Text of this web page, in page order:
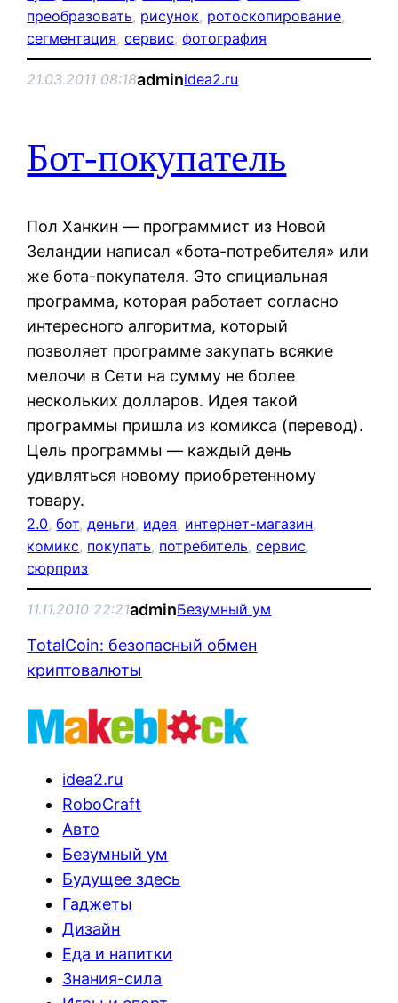
преобразовать, рисунок, ротоскопирование
сегментация, сервис, фотография
21.03.2011 08:18adminidea2.ru
Бот-покупатель
Пол Ханкин — программист из Новой
Зеландии написал «бота-потребителя» или
же бота-покупателя. Это спициальная
программа, которая работает согласно
интересного алгоритма, который
позволяет программе закупать всякие
мелочи в Сети на сумму не более
нескольких долларов. Идея такой
программы пришла из комикса (перевод).
Цель программы — каждый день
удивляться новому приобретенному
товару.
2.0, бот, деньги, идея, интернет-магазин
комикс, покупать, потребитель, сервис
сюрприз
11.11.2010 22:21adminБезумный ум
TotalCoin: безопасный обмен
криптовалюты
idea2.ru
RoboCraft
Авто
Безумный ум
Будущее здесь
Гаджеты
Дизайн
Еда и напитки
Знания-сила